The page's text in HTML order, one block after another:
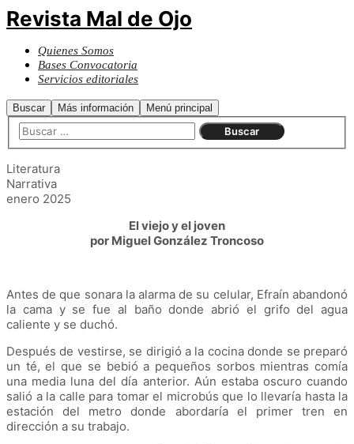
Revista Mal de Ojo
Quienes Somos
Bases Convocatoria
Servicios editoriales
Buscar Más información Menú principal
Literatura
Narrativa
enero 2025
El viejo y el joven
por Miguel González Troncoso
Antes de que sonara la alarma de su celular, Efraín abandonó
la cama y se fue al baño donde abrió el grifo del agua
caliente y se duchó.
Después de vestirse, se dirigió a la cocina donde se preparó
un té, el que se bebió a pequeños sorbos mientras comía
una media luna del día anterior. Aún estaba oscuro cuando
salió a la calle para tomar el microbús que lo llevaría hasta la
estación del metro donde abordaría el primer tren en
dirección a su trabajo.